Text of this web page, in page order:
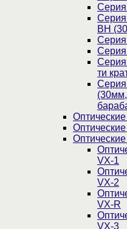
BH
ти
Серия
(30мм,
VX-1
VX-2
VX-R
VX-3